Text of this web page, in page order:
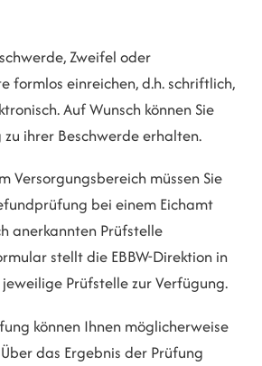
Zweifel oder
formlos einreichen, d.h. schriftlich,
Auf Wunsch können Sie
ihrer Beschwerde erhalten.
Versorgungsbereich müssen Sie
bei einem Eichamt
anerkannten Prüfstelle
stellt die EBBW-Direktion in
Prüfstelle zur Verfügung.
können Ihnen möglicherweise
das Ergebnis der Prüfung